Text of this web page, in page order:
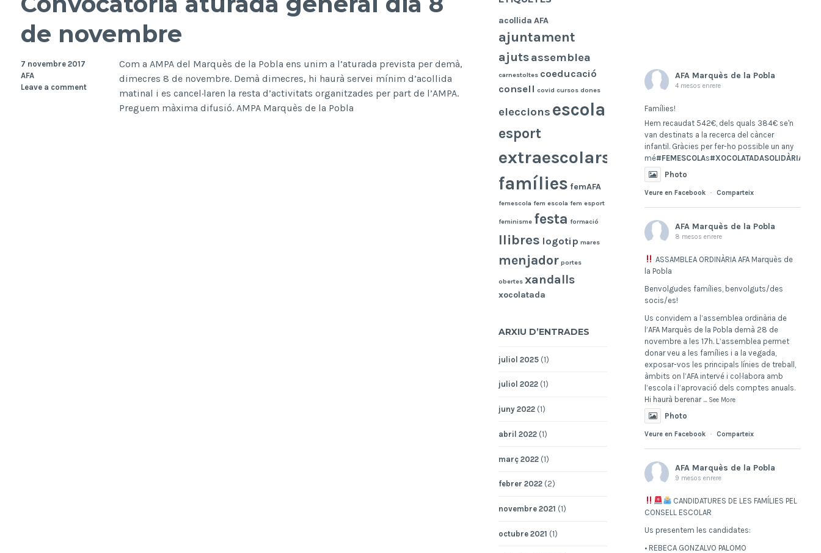
de novembre
Com a AMPA del Marquès de la Pobla ens unim a l’aturada prevista per demà,
dimecres 8 de novembre. Demà dimecres, hi haurà servei mínim d’acollida
matinal i es cancel·laren la resta d’activitats organitzades per part de l’AMPA.
Preguem màxima difusió. AMPA Marquès de la Pobla
7 novembre 2017
AFA
Leave a comment
acollida AFA
ajuntament
ajutsassemblea
carnestoltes coeducació
consell covid cursos dones
eleccions escola
esport
extraescolars
famílies femAFA
femescola fem escola fem esport
feminisme festa formació
llibres logotip mares
menjador portes
obertes xandalls
xocolatada
ARXIU D’ENTRADES
juliol 2025(1)
juliol 2022(1)
juny 2022(1)
abril 2022(1)
març 2022(1)
febrer 2022(2)
novembre 2021 (1)
octubre 2021 (1)
AFA Marquès de la Pobla
4 mesos enrere
Famílies!
Hem recaudat 542€, dels quals 384€ se'n
van destinats a la recerca del càncer
infantil. Gràcies per fer-ho possible un any
mé#FEMESCOLAs#XOCOLATADASOLIDÀRIA
Photo
Veure en Facebook · Comparteix
AFA Marquès de la Pobla
8 mesos enrere
ASSAMBLEA ORDINÀRIA AFA Marquès de
la Pobla
Benvolgudes famílies, benvolguts/des
socis/es!
Us convidem a l’assemblea ordinària de
l’AFA Marquès de la Pobla demà 28 de
novembre a les 17h. L’assemblea permet
donar veu a les famílies i a la vegada,
exposar-vos les principals línies de treball,
àmbits on l’AFA intervé i col·labora amb
l’escola i l’aprovació dels comptes anuals.
Hi haurà berenar ... See More
Photo
Veure en Facebook · Comparteix
AFA Marquès de la Pobla
9 mesos enrere
CANDIDATURES DE LES FAMÍLIES PEL
CONSELL ESCOLAR
Us presentem les candidates:
• REBECA GONZALVO PALOMO